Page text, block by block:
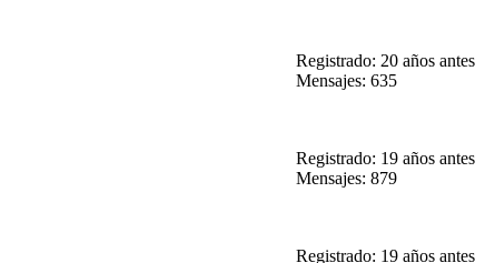
Registrado: 20 años antes
Mensajes: 635
Registrado: 19 años antes
Mensajes: 879
Registrado: 19 años antes